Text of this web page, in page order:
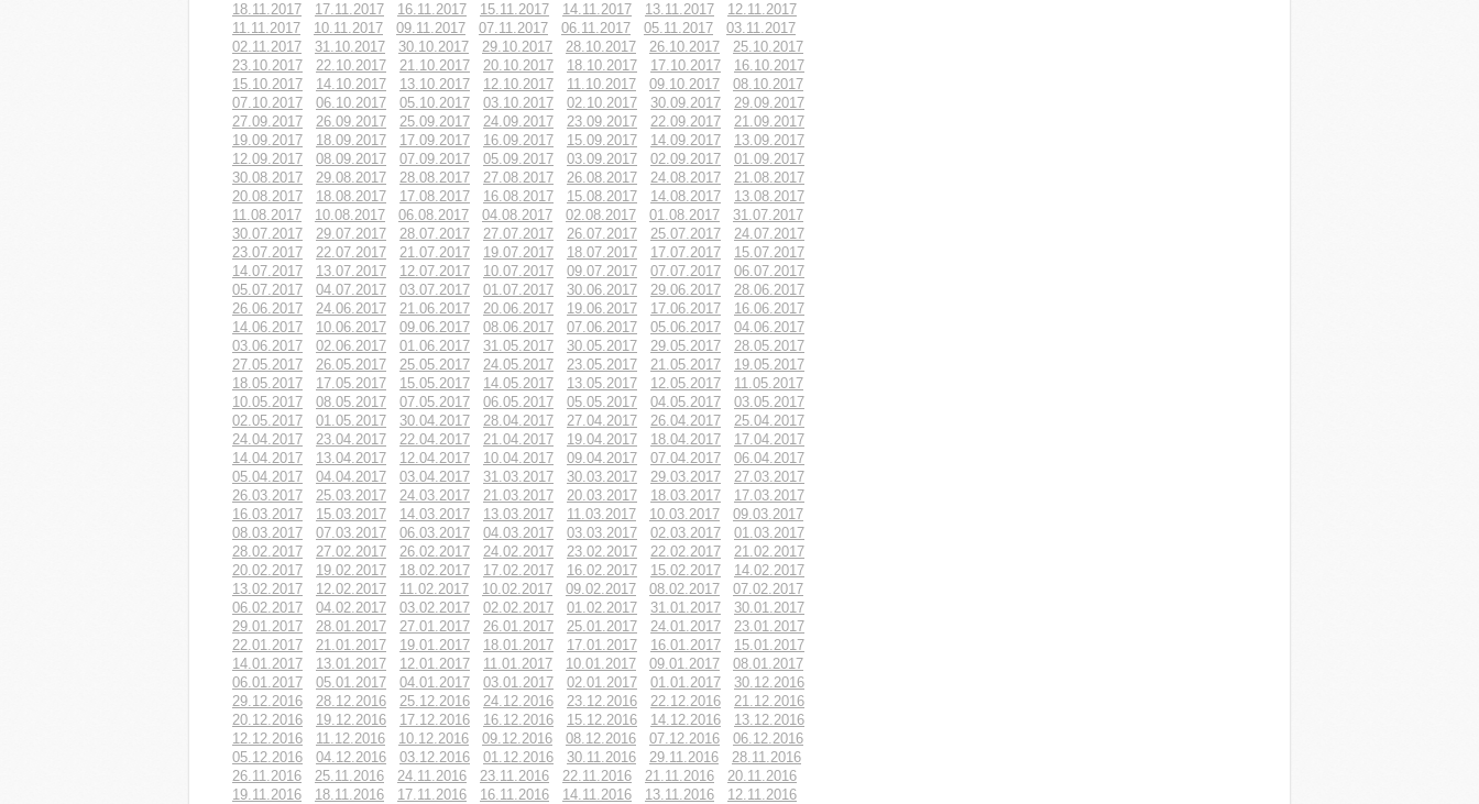
18.11.2017
17.11.2017 16.11.2017 15.11.2017 14.11.2017 13.11.2017
12.11.2017
11.11.2017
10.11.2017 09.11.2017 07.11.2017 06.11.2017 05.11.2017
03.11.2017
02.11.2017
31.10.2017 30.10.2017 29.10.2017 28.10.2017 26.10.2017
25.10.2017
23.10.2017
22.10.2017 21.10.2017 20.10.2017 18.10.2017 17.10.2017
16.10.2017
15.10.2017
14.10.2017 13.10.2017 12.10.2017 11.10.2017 09.10.2017
08.10.2017
07.10.2017
06.10.2017 05.10.2017 03.10.2017 02.10.2017 30.09.2017
29.09.2017
27.09.2017
26.09.2017 25.09.2017 24.09.2017 23.09.2017 22.09.2017
21.09.2017
19.09.2017
18.09.2017 17.09.2017 16.09.2017 15.09.2017 14.09.2017
13.09.2017
12.09.2017
08.09.2017 07.09.2017 05.09.2017 03.09.2017 02.09.2017
01.09.2017
30.08.2017
29.08.2017 28.08.2017 27.08.2017 26.08.2017 24.08.2017
21.08.2017
20.08.2017
18.08.2017 17.08.2017 16.08.2017 15.08.2017 14.08.2017
13.08.2017
11.08.2017
10.08.2017 06.08.2017 04.08.2017 02.08.2017 01.08.2017
31.07.2017
30.07.2017
29.07.2017 28.07.2017 27.07.2017 26.07.2017 25.07.2017
24.07.2017
23.07.2017
22.07.2017 21.07.2017 19.07.2017 18.07.2017 17.07.2017
15.07.2017
14.07.2017
13.07.2017 12.07.2017 10.07.2017 09.07.2017 07.07.2017
06.07.2017
05.07.2017
04.07.2017 03.07.2017 01.07.2017 30.06.2017 29.06.2017
28.06.2017
26.06.2017
24.06.2017 21.06.2017 20.06.2017 19.06.2017 17.06.2017
16.06.2017
14.06.2017
10.06.2017 09.06.2017 08.06.2017 07.06.2017 05.06.2017
04.06.2017
03.06.2017
02.06.2017 01.06.2017 31.05.2017 30.05.2017 29.05.2017
28.05.2017
27.05.2017
26.05.2017 25.05.2017 24.05.2017 23.05.2017 21.05.2017
19.05.2017
18.05.2017
17.05.2017 15.05.2017 14.05.2017 13.05.2017 12.05.2017
11.05.2017
10.05.2017
08.05.2017 07.05.2017 06.05.2017 05.05.2017 04.05.2017
03.05.2017
02.05.2017
01.05.2017 30.04.2017 28.04.2017 27.04.2017 26.04.2017
25.04.2017
24.04.2017
23.04.2017 22.04.2017 21.04.2017 19.04.2017 18.04.2017
17.04.2017
14.04.2017
13.04.2017 12.04.2017 10.04.2017 09.04.2017 07.04.2017
06.04.2017
05.04.2017
04.04.2017 03.04.2017 31.03.2017 30.03.2017 29.03.2017
27.03.2017
26.03.2017
25.03.2017 24.03.2017 21.03.2017 20.03.2017 18.03.2017
17.03.2017
16.03.2017
15.03.2017 14.03.2017 13.03.2017 11.03.2017 10.03.2017
09.03.2017
08.03.2017
07.03.2017 06.03.2017 04.03.2017 03.03.2017 02.03.2017
01.03.2017
28.02.2017
27.02.2017 26.02.2017 24.02.2017 23.02.2017 22.02.2017
21.02.2017
20.02.2017
19.02.2017 18.02.2017 17.02.2017 16.02.2017 15.02.2017
14.02.2017
13.02.2017
12.02.2017 11.02.2017 10.02.2017 09.02.2017 08.02.2017
07.02.2017
06.02.2017
04.02.2017 03.02.2017 02.02.2017 01.02.2017 31.01.2017
30.01.2017
29.01.2017
28.01.2017 27.01.2017 26.01.2017 25.01.2017 24.01.2017
23.01.2017
22.01.2017
21.01.2017 19.01.2017 18.01.2017 17.01.2017 16.01.2017
15.01.2017
14.01.2017
13.01.2017 12.01.2017 11.01.2017 10.01.2017 09.01.2017
08.01.2017
06.01.2017
05.01.2017 04.01.2017 03.01.2017 02.01.2017 01.01.2017
30.12.2016
29.12.2016
28.12.2016 25.12.2016 24.12.2016 23.12.2016 22.12.2016
21.12.2016
20.12.2016
19.12.2016 17.12.2016 16.12.2016 15.12.2016 14.12.2016
13.12.2016
12.12.2016
11.12.2016 10.12.2016 09.12.2016 08.12.2016 07.12.2016
06.12.2016
05.12.2016
04.12.2016 03.12.2016 01.12.2016 30.11.2016 29.11.2016
28.11.2016
26.11.2016
25.11.2016 24.11.2016 23.11.2016 22.11.2016 21.11.2016
20.11.2016
19.11.2016
18.11.2016 17.11.2016 16.11.2016 14.11.2016 13.11.2016
12.11.2016